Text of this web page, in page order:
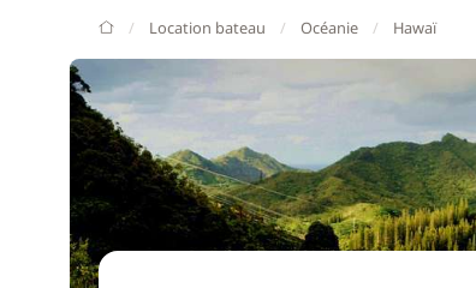
GlobeSailor
Location bateau Océanie Hawaï